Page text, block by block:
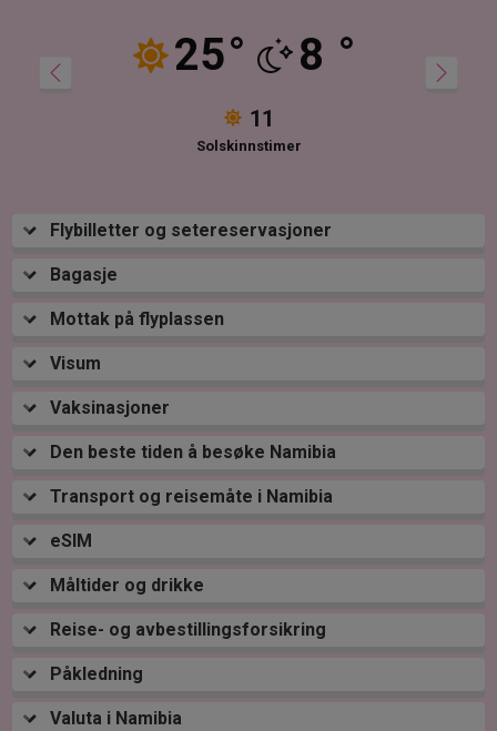
25° 8 °
11
Solskinnstimer
Flybilletter og setereservasjoner
Bagasje
Mottak på flyplassen
Visum
Vaksinasjoner
Den beste tiden å besøke Namibia
Transport og reisemåte i Namibia
eSIM
Måltider og drikke
Reise- og avbestillingsforsikring
Påkledning
Valuta i Namibia